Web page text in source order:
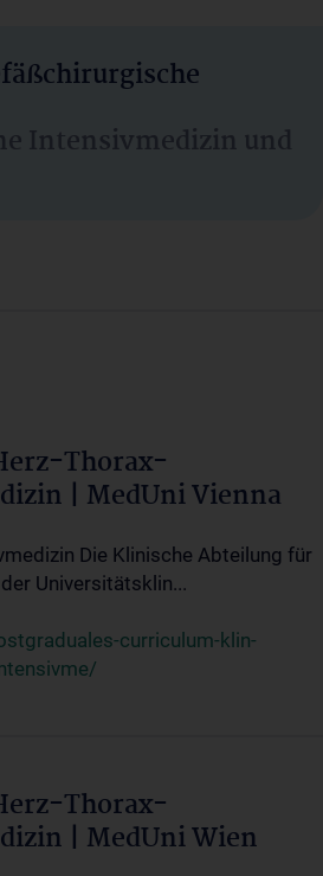
Intensivmedizin und
Thorax-
| MedUni Vienna
Die Klinische Abteilung für
Universitätsklin...
curriculum-klin-
Thorax-
| MedUni Wien